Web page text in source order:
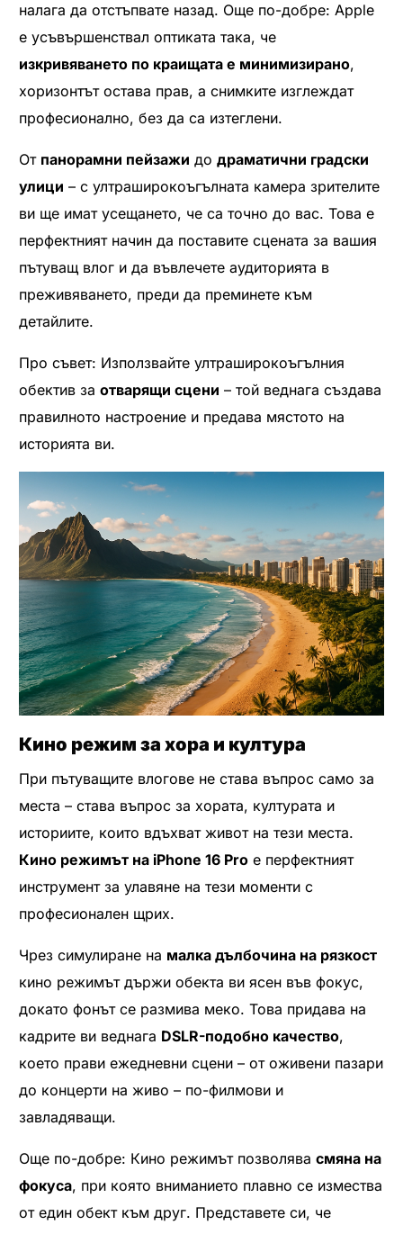
налага да отстъпвате назад. Още по-добре: Apple
е усъвършенствал оптиката така, че
изкривяването по краищата е минимизирано,
хоризонтът остава прав, а снимките изглеждат
професионално, без да са изтеглени.
От панорамни пейзажи додраматични градски
улици – с ултраширокоъгълната камера зрителите
ви ще имат усещането, че са точно до вас. Това е
перфектният начин да поставите сцената за вашия
пътуващ влог и да въвлечете аудиторията в
преживяването, преди да преминете към
детайлите.
Про съвет: Използвайте ултраширокоъгълния
обектив заотварящи сцени – той веднага създава
правилното настроение и предава мястото на
историята ви.
Кино режим за хора и култура
При пътуващите влогове не става въпрос само за
места – става въпрос за хората, културата и
историите, които вдъхват живот на тези места.
Кино режимът на iPhone 16 Pro е перфектният
инструмент за улавяне на тези моменти с
професионален щрих.
Чрез симулиране на малка дълбочина на рязкост
кино режимът държи обекта ви ясен във фокус,
докато фонът се размива меко. Това придава на
кадрите ви веднага DSLR-подобно качество,
което прави ежедневни сцени – от оживени пазари
до концерти на живо – по-филмови и
завладяващи.
Още по-добре: Кино режимът позволявасмяна на
фокуса, при която вниманието плавно се измества
от един обект към друг. Представете си, че